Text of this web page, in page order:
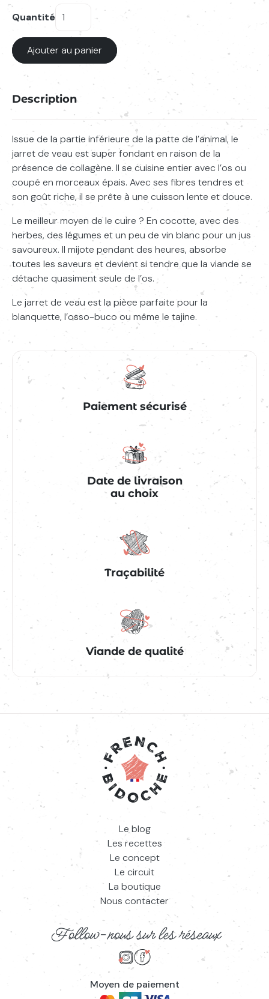
Saisissez votre recherche
Lancer
quantité
de
Jarret
Quantité
Ajouter au panier
Description
Issue de la partie inférieure de la patte de l’animal, le
jarret de veau est super fondant en raison de la
présence de collagène. Il se cuisine entier avec l’os ou
coupé en morceaux épais. Avec ses fibres tendres et
son goût riche, il se prête à une cuisson lente et douce.
Le meilleur moyen de le cuire ? En cocotte, avec des
herbes, des légumes et un peu de vin blanc pour un jus
savoureux. Il mijote pendant des heures, absorbe
toutes les saveurs et devient si tendre que la viande se
détache quasiment seule de l’os.
Le jarret de veau est la pièce parfaite pour la
blanquette, l’osso-buco ou même le tajine.
Paiement sécurisé
Date de livraison
au choix
Traçabilité
Viande de qualité
Le blog
Les recettes
Le concept
Le circuit
La boutique
Nous contacter
Follow-nous sur les réseaux
Suivez-nous sur Instagram
Suivez-nous sur Facebook
Moyen de paiement